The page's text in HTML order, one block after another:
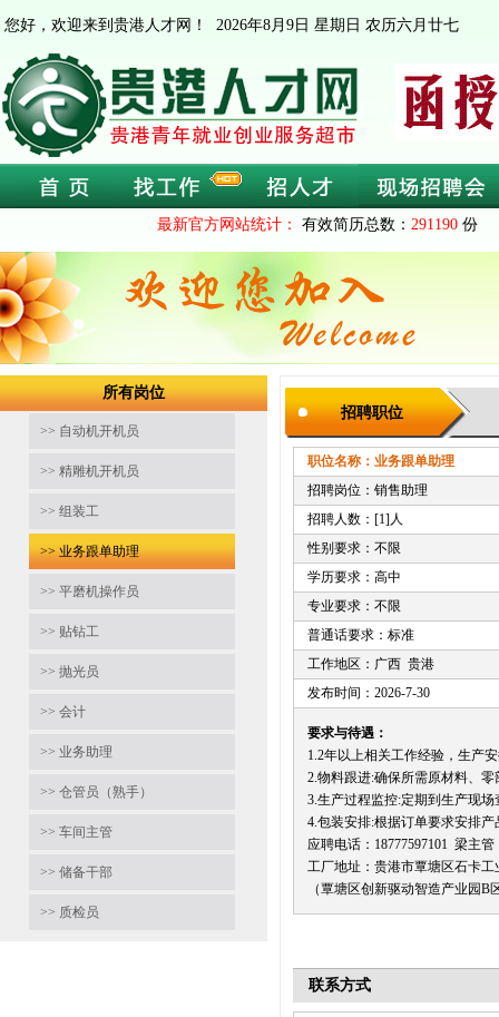
您好，欢迎来到贵港人才网！ 2026年8月9日 星期日 农历六月廿七
最新官方网站统计： 有效简历总数： 291190 份
所有岗位
>> 自动机开机员
>> 精雕机开机员
>> 组装工
>> 业务跟单助理
>> 平磨机操作员
>> 贴钻工
>> 抛光员
>> 会计
>> 业务助理
>> 仓管员（熟手）
>> 车间主管
>> 储备干部
>> 质检员
招聘职位
职位名称：业务跟单助理
招聘岗位：销售助理
招聘人数：[1]人
性别要求：不限
学历要求：高中
专业要求：不限
普通话要求：标准
工作地区：广西 贵港
发布时间：2026-7-30
要求与待遇：
1.2年以上相关工作经验，生产
2.物料跟进:确保所需原材料、
3.生产过程监控:定期到生产现
4.包装安排:根据订单要求安排
应聘电话：18777597101 梁主管
工厂地址：贵港市覃塘区石卡工
（覃塘区创新驱动智造产业园B
联系方式